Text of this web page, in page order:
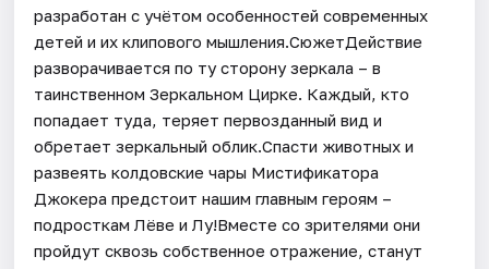
разработан с учётом особенностей современных
детей и их клипового мышления.СюжетДействие
разворачивается по ту сторону зеркала – в
таинственном Зеркальном Цирке. Каждый, кто
попадает туда, теряет первозданный вид и
обретает зеркальный облик.Спасти животных и
развеять колдовские чары Мистификатора
Джокера предстоит нашим главным героям –
подросткам Лёве и Лу!Вместе со зрителями они
пройдут сквозь собственное отражение, станут